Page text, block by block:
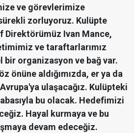
ve görevlerimize
zorluyoruz. Kulüpte
Ivan Mance,
ve taraftarlarımız
bir organizasyon ve bağ var.
önüne aldığımızda, er ya da
ulaşacağız. Kulüpteki
bu olacak. Hedefimizi
Hayal kurmaya ve bu
devam edeceğiz.